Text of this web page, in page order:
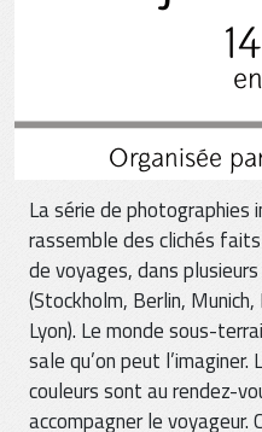
La série de photographies
rassemble des clichés
de voyages, dans
(Stockholm, Berlin,
Lyon). Le monde sous-
sale qu’on peut
couleurs sont au rendez-
accompagner le